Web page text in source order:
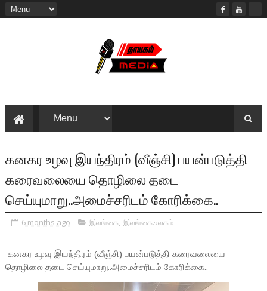
கனகர உழவு இயந்திரம் (வீஞ்சி) பயன்படுத்தி
கரைவலையை தொழிலை தடை
செய்யுமாறு..அமைச்சரிடம் கோரிக்கை..
6 months ago இலங்கை, இலங்கை.உலகம்
கனகர உழவு இயந்திரம் (வீஞ்சி) பயன்படுத்தி கரைவலையை
தொழிலை தடை செய்யுமாறு..அமைச்சரிடம் கோரிக்கை..